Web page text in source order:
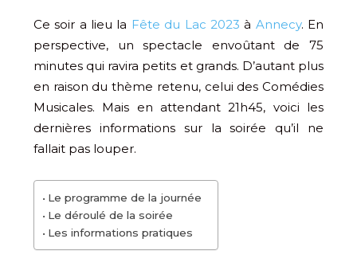
Ce soir a lieu la Fête du Lac 2023 à Annecy. En
perspective, un spectacle envoûtant de 75
minutes qui ravira petits et grands. D’autant plus
en raison du thème retenu, celui des Comédies
Musicales. Mais en attendant 21h45, voici les
dernières informations sur la soirée qu’il ne
fallait pas louper.
Le programme de la journée
Le déroulé de la soirée
Les informations pratiques